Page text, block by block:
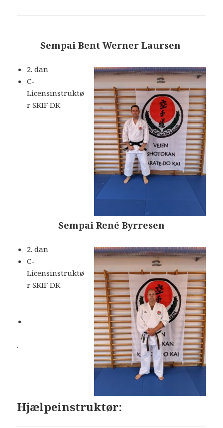
Sempai Bent Werner Laursen
2. dan
C-
Licensinstruktø
r SKIF DK
Sempai René Byrresen
2. dan
C-
Licensinstruktø
r SKIF DK
.
Hjælpeinstruktør: